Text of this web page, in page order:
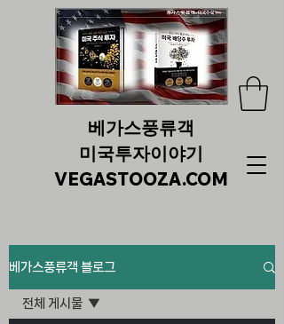
베가스풍류객
미국투자이야기
VEGASTOOZA.COM
베가스풍류객 블로그
전체 게시물